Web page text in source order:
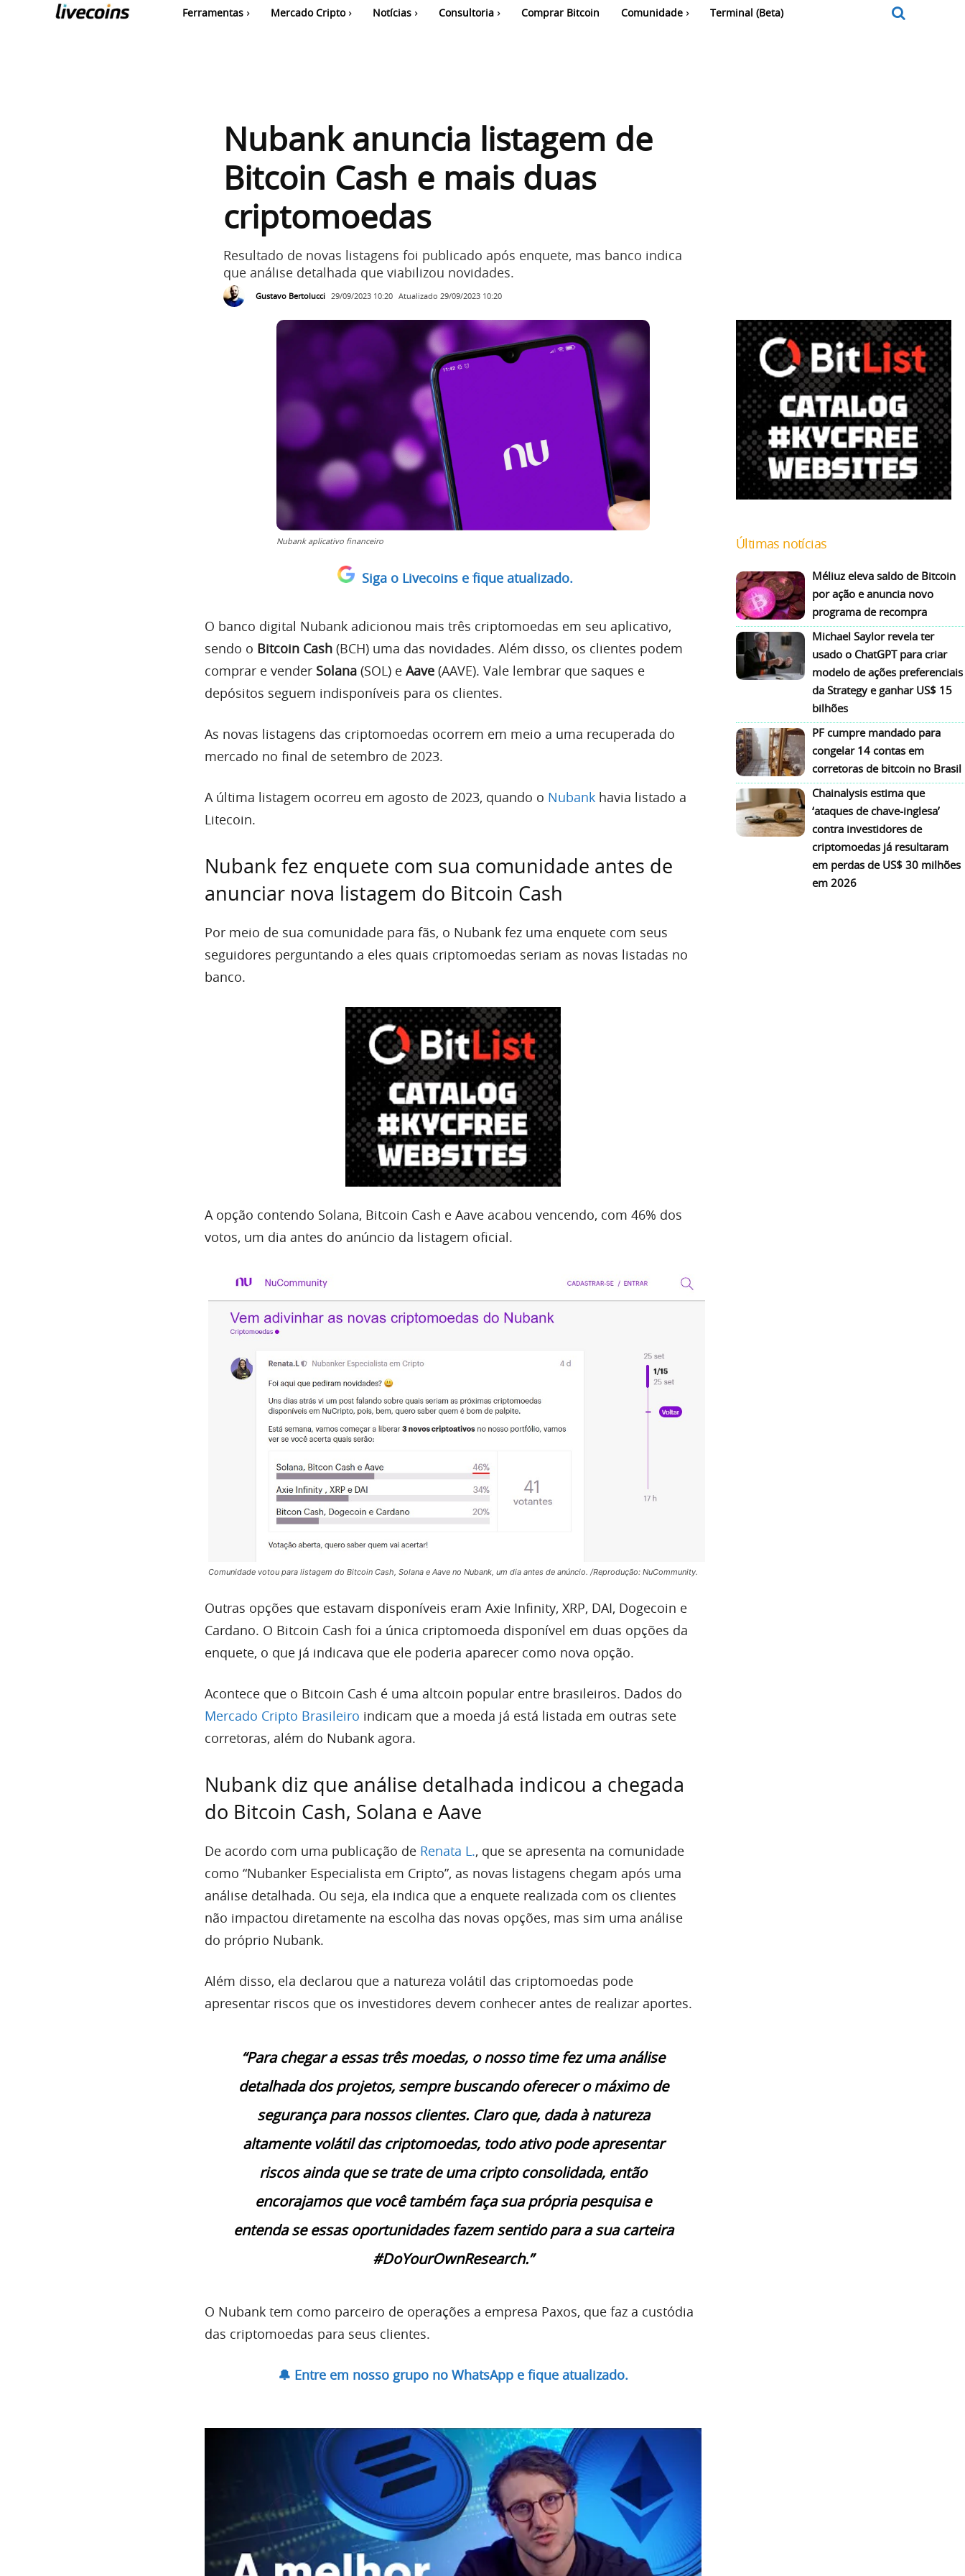
Ferramentas Mercado Cripto Notícias Consultoria Comprar Bitcoin Comunidade Terminal (Beta)
Nubank anuncia listagem de
Bitcoin Cash e mais duas
criptomoedas
Resultado de novas listagens foi publicado após enquete, mas banco indica
que análise detalhada que viabilizou novidades.
Gustavo Bertolucci 29/09/2023 10:20 Atualizado 29/09/2023 10:20
Nubank aplicativo financeiro
Siga o Livecoins e fique atualizado.
O banco digital Nubank adicionou mais três criptomoedas em seu aplicativo,
sendo o Bitcoin Cash (BCH) uma das novidades. Além disso, os clientes podem
comprar e vender Solana (SOL) e Aave (AAVE). Vale lembrar que saques e
depósitos seguem indisponíveis para os clientes.
As novas listagens das criptomoedas ocorrem em meio a uma recuperada do
mercado no final de setembro de 2023.
A última listagem ocorreu em agosto de 2023, quando o Nubank havia listado a
Litecoin.
Nubank fez enquete com sua comunidade antes de
anunciar nova listagem do Bitcoin Cash
Por meio de sua comunidade para fãs, o Nubank fez uma enquete com seus
seguidores perguntando a eles quais criptomoedas seriam as novas listadas no
banco.
A opção contendo Solana, Bitcoin Cash e Aave acabou vencendo, com 46% dos
votos, um dia antes do anúncio da listagem oficial.
Comunidade votou para listagem do Bitcoin Cash, Solana e Aave no Nubank, um dia antes de anúncio. /Reprodução: NuCommunity.
Outras opções que estavam disponíveis eram Axie Infinity, XRP, DAI, Dogecoin e
Cardano. O Bitcoin Cash foi a única criptomoeda disponível em duas opções da
enquete, o que já indicava que ele poderia aparecer como nova opção.
Acontece que o Bitcoin Cash é uma altcoin popular entre brasileiros. Dados do
Mercado Cripto Brasileiro indicam que a moeda já está listada em outras sete
corretoras, além do Nubank agora.
Nubank diz que análise detalhada indicou a chegada
do Bitcoin Cash, Solana e Aave
De acordo com uma publicação de Renata L., que se apresenta na comunidade
como “Nubanker Especialista em Cripto”, as novas listagens chegam após uma
análise detalhada. Ou seja, ela indica que a enquete realizada com os clientes
não impactou diretamente na escolha das novas opções, mas sim uma análise
do próprio Nubank.
Além disso, ela declarou que a natureza volátil das criptomoedas pode
apresentar riscos que os investidores devem conhecer antes de realizar aportes.
“Para chegar a essas três moedas, o nosso time fez uma análise
detalhada dos projetos, sempre buscando oferecer o máximo de
segurança para nossos clientes. Claro que, dada à natureza
altamente volátil das criptomoedas, todo ativo pode apresentar
riscos ainda que se trate de uma cripto consolidada, então
encorajamos que você também faça sua própria pesquisa e
entenda se essas oportunidades fazem sentido para a sua carteira
#DoYourOwnResearch.”
O Nubank tem como parceiro de operações a empresa Paxos, que faz a custódia
das criptomoedas para seus clientes.
🔔 Entre em nosso grupo no WhatsApp e fique atualizado.
Últimas notícias
Méliuz eleva saldo de Bitcoin
por ação e anuncia novo
programa de recompra
Michael Saylor revela ter
usado o ChatGPT para criar
modelo de ações preferenciais
da Strategy e ganhar US$ 15
bilhões
PF cumpre mandado para
congelar 14 contas em
corretoras de bitcoin no Brasil
Chainalysis estima que
‘ataques de chave-inglesa’
contra investidores de
criptomoedas já resultaram
em perdas de US$ 30 milhões
em 2026